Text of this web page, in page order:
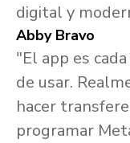
digital y
Abby Bravo
"El app es
de usar.
hacer
programar